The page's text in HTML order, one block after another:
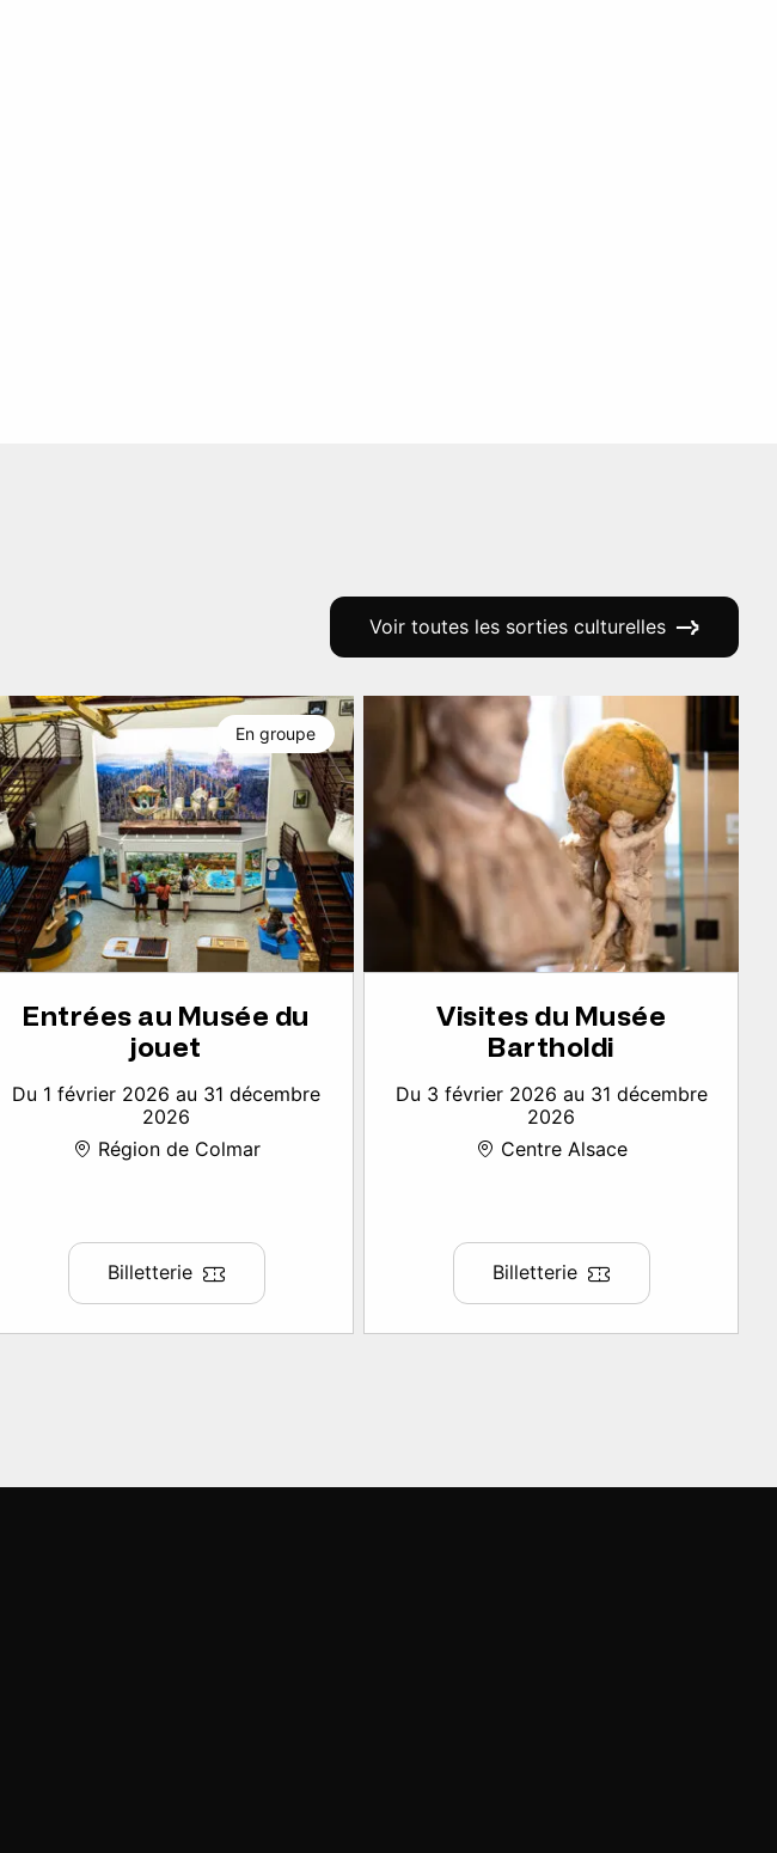
Voir toutes les sorties culturelles
Entrées au Musée du
jouet
Du 1 février 2026 au 31 décembre
2026
Région de Colmar
Billetterie
En groupe
Visites du Musée
Bartholdi
Du 3 février 2026 au 31 décembre
2026
Centre Alsace
Billetterie